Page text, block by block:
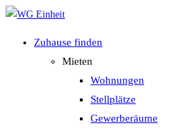
Zum
springen
Zuhause finden
Mieten
Wohnungen
Stellplätze
Gewerberäume